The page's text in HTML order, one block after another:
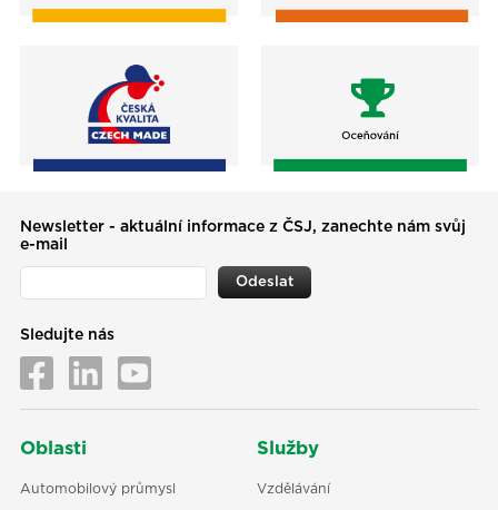
Newsletter - aktuální informace z ČSJ, zanechte nám svůj
e-mail
Odeslat
Sledujte nás
Oblasti
Automobilový průmysl
Služby
Vzdělávání